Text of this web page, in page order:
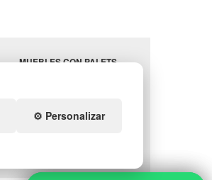
MUEBLES CON PALETS
⚙️ Personalizar